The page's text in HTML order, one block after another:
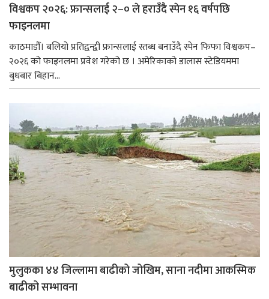
विश्वकप २०२६: फ्रान्सलाई २–० ले हराउँदै स्पेन १६ वर्षपछि
फाइनलमा
काठमाडौँ। बलियो प्रतिद्वन्द्वी फ्रान्सलाई स्तब्ध बनाउँदै स्पेन फिफा विश्वकप–
२०२६ को फाइनलमा प्रवेश गरेको छ । अमेरिकाको डालास स्टेडियममा
बुधबार बिहान...
मुलुकका ४४ जिल्लामा बाढीको जोखिम, साना नदीमा आकस्मिक
बाढीको सम्भावना